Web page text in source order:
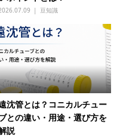
豆知識
沈管とは？コニカルチュー
との違い・用途・選び方を
説